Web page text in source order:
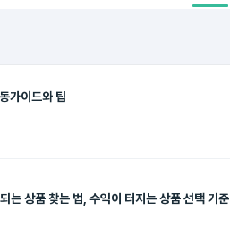
가이드와 팁
애드픽·쿠팡파트너스 돈 되는 상품 찾는 법, 수익이 터지는 상품 선택 기준